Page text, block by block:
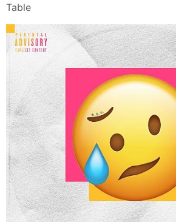
Table